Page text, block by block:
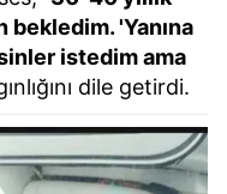
bekledim. 'Yanına
istedim ama
dile getirdi.